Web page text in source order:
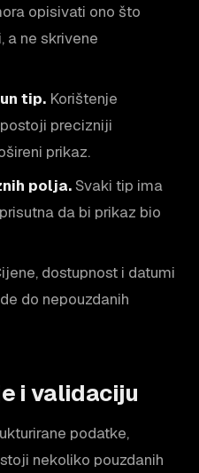
opisivati ono što
a ne skrivene
tip. Korištenje
precizniji
prikaz.
polja.Svaki tip ima
da bi prikaz bio
dostupnost i datumi
do nepouzdanih
i validaciju
podatke,
nekoliko pouzdanih